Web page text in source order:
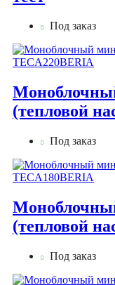
Под заказ
(тепловой
Под заказ
(тепловой
Под заказ